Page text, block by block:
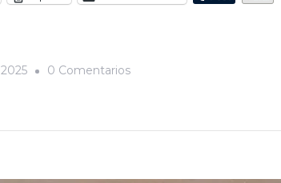
0 ComentariosEn